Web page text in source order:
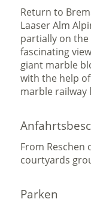
Return to
Laaser Alm
partially on the
fascinating
giant marble
with the help
marble railway
From Reschen
courtyards
Parken